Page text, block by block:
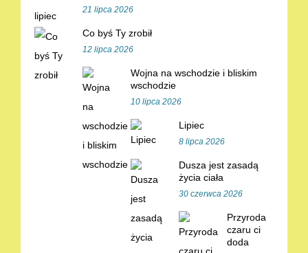
21 lipca 2026
Co byś Ty zrobił
12 lipca 2026
Wojna na wschodzie i bliskim
wschodzie
10 lipca 2026
Lipiec
8 lipca 2026
Dusza jest zasadą
życia ciała
30 czerwca 2026
Przyroda
czaru ci
doda